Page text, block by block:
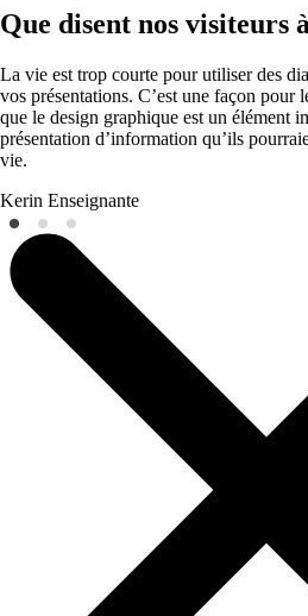
Que disent nos visiteurs
La vie est trop courte pour utiliser des
vos présentations. C’est une façon pour
que le design graphique est un élément
présentation d’information qu’ils
vie.
Kerin Enseignante